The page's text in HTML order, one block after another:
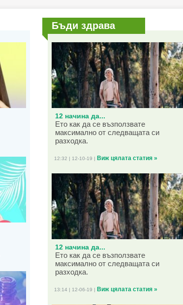
Бъди здрава
12 начина да...
Ето как да се възползвате
максимално от следващата си
разходка.
12:32 | 12-10-19 | Виж цялата статия »
12 начина да...
Ето как да се възползвате
максимално от следващата си
разходка.
13:14 | 12-06-19 | Виж цялата статия »